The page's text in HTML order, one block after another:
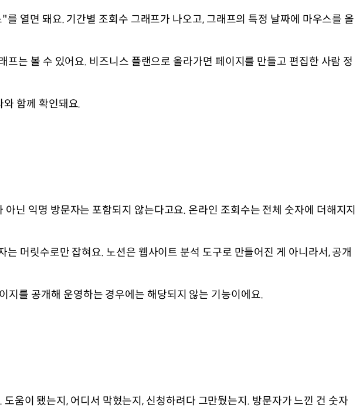
열면 돼요. 기간별 조회수 그래프가 나오고, 그래프의 특정 날짜에 마우스를 올
는 볼 수 있어요. 비즈니스 플랜으로 올라가면 페이지를 만들고 편집한 사람 정
함께 확인돼요.
닌 익명 방문자는 포함되지 않는다고요. 온라인 조회수는 전체 숫자에 더해지지
머릿수로만 잡혀요. 노션은 웹사이트 분석 도구로 만들어진 게 아니라서, 공개
지를 공개해 운영하는 경우에는 해당되지 않는 기능이에요.
움이 됐는지, 어디서 막혔는지, 신청하려다 그만뒀는지. 방문자가 느낀 건 숫자